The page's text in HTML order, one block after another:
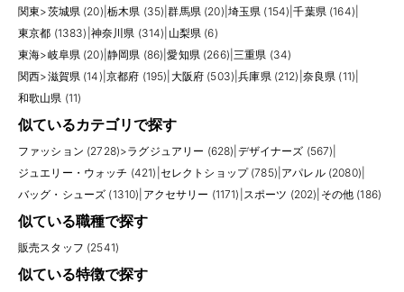
関東>茨城県 (20) 栃木県 (35) |群馬県 (20) 埼玉県 (154) |千葉県 (164)
東京都 (1383) 神奈川県 (314) 山梨県 (6)
東海>岐阜県 (20) 静岡県 (86) |愛知県 (266) 三重県 (34)
関西>滋賀県 (14) 京都府 (195) 大阪府 (503) |兵庫県 (212) 奈良県 (11)
和歌山県 (11)
似ているカテゴリで探す
ファッション (2728)>ラグジュアリー (628) デザイナーズ (567)
ジュエリー・ウォッチ (421) セレクトショップ (785) アパレル (2080)
バッグ・シューズ (1310) アクセサリー (1171) スポーツ (202) その他 (186)
似ている職種で探す
販売スタッフ (2541)
似ている特徴で探す